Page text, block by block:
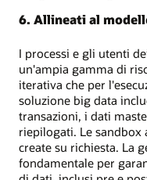
6. Allineati al
I processi e gli utenti
un'ampia gamma di
iterativa che per
soluzione big data
transazioni, i dati
riepilogati. Le sandbox
create su richiesta. La
fondamentale per